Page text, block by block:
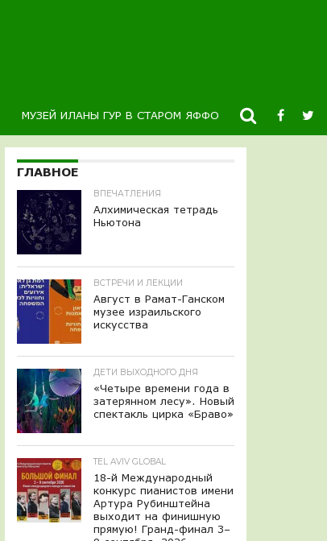
МУЗЕЙ ИЛАНЫ ГУР В СТАРОМ ЯФФО НОВОСТИ
ГЛАВНОЕ
ВПЕЧАТЛЕНИЯ
Алхимическая тетрадь
Ньютона
ВСТРЕЧИ И ЛЕКЦИИ
Август в Рамат-Ганском
музее израильского
искусства
ДЕТИ ВЫХОДНОГО ДНЯ
«Четыре времени года в
затерянном лесу». Новый
спектакль цирка «Браво»
TEL AVIV GLOBAL
18-й Международный
конкурс пианистов имени
Артура Рубинштейна
выходит на финишную
прямую! Гранд-финал 3–